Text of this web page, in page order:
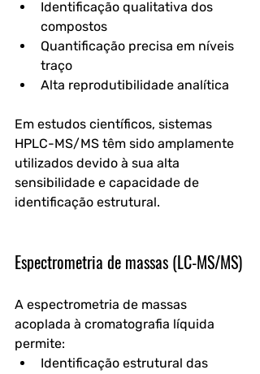
Identificação qualitativa dos
compostos
Quantificação precisa em níveis
traço
Alta reprodutibilidade analítica
Em estudos científicos, sistemas
HPLC-MS/MS têm sido amplamente
utilizados devido à sua alta
sensibilidade e capacidade de
identificação estrutural.
Espectrometria de massas (LC-MS/MS)
A espectrometria de massas
acoplada à cromatografia líquida
permite:
Identificação estrutural das